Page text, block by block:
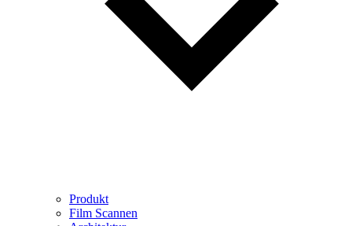
Produkt
Film Scannen